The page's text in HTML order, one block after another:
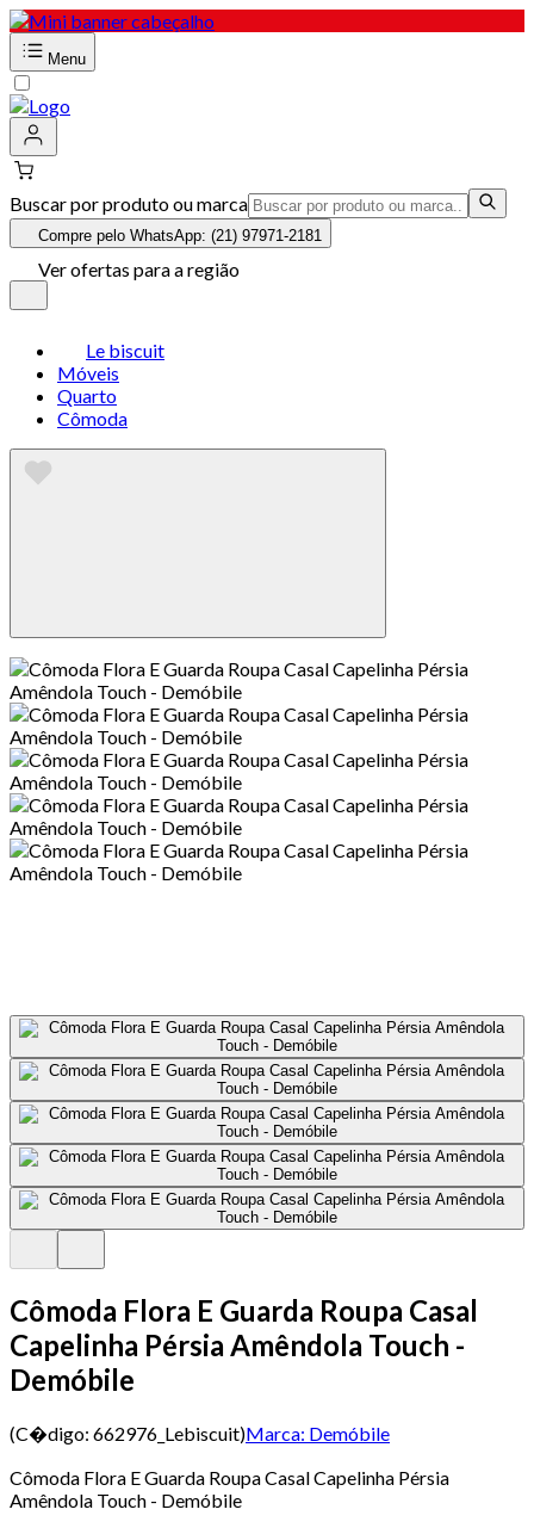
Menu
Buscar por produto ou marca
Compre pelo WhatsApp: (21) 97971-2181
Ver ofertas para a região
Le biscuit
Móveis
Quarto
Cômoda
Cômoda Flora E Guarda Roupa Casal
Capelinha Pérsia Amêndola Touch -
Demóbile
(C�digo: 662976_Lebiscuit)Marca: Demóbile
Cômoda Flora E Guarda Roupa Casal Capelinha Pérsia
Amêndola Touch - Demóbile